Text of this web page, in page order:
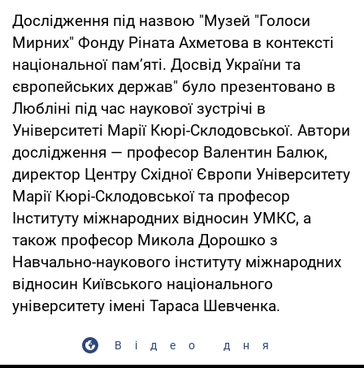
Дослідження під назвою "Музей "Голоси
Мирних" Фонду Ріната Ахметова в контексті
національної пам’яті. Досвід України та
європейських держав" було презентовано в
Любліні під час наукової зустрічі в
Університеті Марії Кюрі-Склодовської. Автори
дослідження — професор Валентин Балюк,
директор Центру Східної Європи Університету
Марії Кюрі-Склодовської та професор
Інституту міжнародних відносин УМКС, а
також професор Микола Дорошко з
Навчально-наукового інституту міжнародних
відносин Київського національного
університету імені Тараса Шевченка.
Відео дня